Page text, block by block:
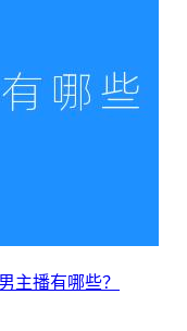
主播有哪些？